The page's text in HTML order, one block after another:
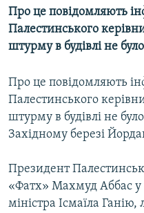
МУЛЬТИМЕДІА
ФОТО
ПОДКАСТИ
КРИМ РЕАЛІЇ
УКР
КТАТ
Про це повідомляють
Палестинського
штурму в будівлі не
Про це повідомляють
Палестинського
штурму в будівлі не
Західному березі
Президент
«Фатх» Махмуд Аббас у
міністра Ісмаїла